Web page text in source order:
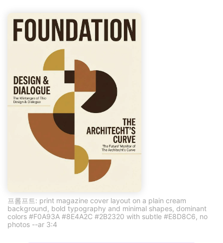
프롬프트: print magazine cover layout on a plain cream
background, bold typography and minimal shapes, dominant
colors #F0A93A #8E4A2C #2B2320 with subtle #E8D8C6, no
photos --ar 3:4